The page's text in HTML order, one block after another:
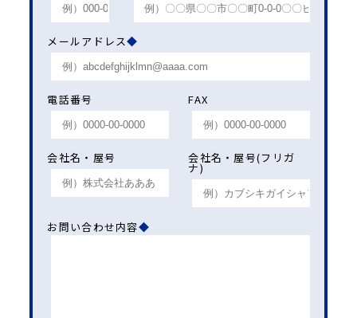
メールアドレス◆
電話番号 FAX
会社名・屋号 会社名・屋号(フリガ
ナ)
お問い合わせ内容◆